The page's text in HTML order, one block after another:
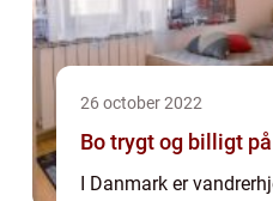
26 october 2022
Bo trygt og billigt
I Danmark er